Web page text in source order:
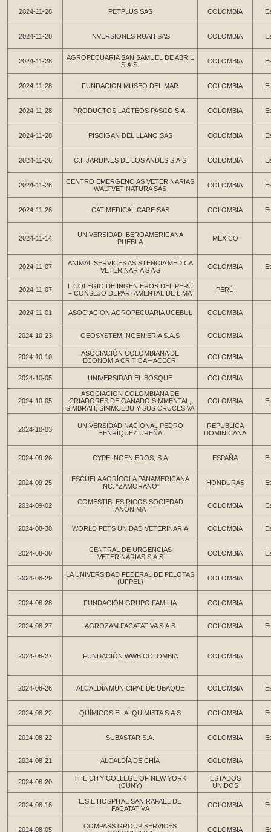
2024-11-28 PETPLUS SAS COLOMBIA
2024-11-28 INVERSIONES RUAH SAS COLOMBIA
2024-11-28
AGROPECUARIA SAN SAMUEL DE ABRIL
S.A.S.
COLOMBIA
2024-11-28 FUNDACION MUSEO DEL MAR COLOMBIA
2024-11-28 PRODUCTOS LACTEOS PASCO S.A. COLOMBIA
2024-11-28 PISCIGAN DEL LLANO SAS COLOMBIA
2024-11-26 C.I. JARDINES DE LOS ANDES S.A.S COLOMBIA
2024-11-26
CENTRO EMERGENCIAS VETERINARIAS
WALTVET NATURA SAS
COLOMBIA
2024-11-26 CAT MEDICAL CARE SAS COLOMBIA
2024-11-14
UNIVERSIDAD IBEROAMERICANA
PUEBLA
MEXICO
2024-11-07
ANIMAL SERVICES ASISTENCIA MEDICA
VETERINARIA S A S
COLOMBIA
2024-11-07
L COLEGIO DE INGENIEROS DEL PERÙ
– CONSEJO DEPARTAMENTAL DE LIMA
PERÚ
2024-11-01 ASOCIACION AGROPECUARIA UCEBUL COLOMBIA
2024-10-23 GEOSYSTEM INGENIERIA S.A.S COLOMBIA
2024-10-10
ASOCIACIÓN COLOMBIANA DE
ECONOMÍA CRÍTICA – ACECRI
COLOMBIA
2024-10-05 UNIVERSIDAD EL BOSQUE COLOMBIA
2024-10-05
ASOCIACION COLOMBIANA DE
CRIADORES DE GANADO SIMMENTAL,
SIMBRAH, SIMMCEBU Y SUS CRUCES \\\\
COLOMBIA
2024-10-03
UNIVERSIDAD NACIONAL PEDRO
HENRÍQUEZ UREÑA
REPUBLICA
DOMINICANA
2024-09-26 CYPE INGENIEROS, S.A ESPAÑA
2024-09-25
ESCUELA AGRÍCOLA PANAMERICANA
INC. “ZAMORANO”
HONDURAS
2024-09-02
COMESTIBLES RICOS SOCIEDAD
ANÓNIMA
COLOMBIA
2024-08-30 WORLD PETS UNIDAD VETERINARIA COLOMBIA
2024-08-30
CENTRAL DE URGENCIAS
VETERINARIAS S.A.S
COLOMBIA
2024-08-29
LA UNIVERSIDAD FEDERAL DE PELOTAS
(UFPEL)
COLOMBIA
2024-08-28 FUNDACIÓN GRUPO FAMILIA COLOMBIA
2024-08-27 AGROZAM FACATATIVA S.A.S COLOMBIA
2024-08-27 FUNDACIÓN WWB COLOMBIA COLOMBIA
2024-08-26 ALCALDÍA MUNICIPAL DE UBAQUE COLOMBIA
2024-08-22 QUÍMICOS EL ALQUIMISTA S.A.S COLOMBIA
2024-08-22 SUBASTAR S.A. COLOMBIA
2024-08-21 ALCALDÍA DE CHÍA COLOMBIA
2024-08-20
THE CITY COLLEGE OF NEW YORK
(CUNY)
ESTADOS
UNIDOS
2024-08-16
E.S.E HOSPITAL SAN RAFAEL DE
FACATATIVÁ
COLOMBIA
2024-08-05
COMPASS GROUP SERVICES
COLOMBIA